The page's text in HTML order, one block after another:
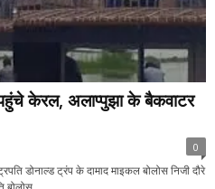
केरल, अलाप्पुझा के बैकवाटर
0
डोनाल्ड ट्रंप के दामाद माइकल बोलोस निजी दौरे